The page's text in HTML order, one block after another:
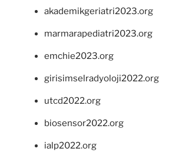
akademikgeriatri2023.org
marmarapediatri2023.org
emchie2023.org
girisimselradyoloji2022.org
utcd2022.org
biosensor2022.org
ialp2022.org